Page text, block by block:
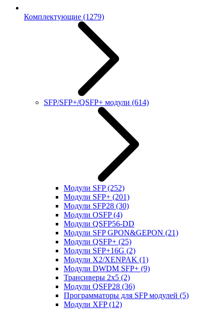
Комплектующие (1279)
SFP/SFP+/QSFP+ модули (614)
Модули SFP(252)
Модули SFP+ (201)
Модули SFP28 (30)
Модули OSFP(4)
Модули QSFP56-DD
Модули SFP GPON&GEPON (21)
Модули QSFP+ (25)
Модули SFP+16G (2)
Модули X2/XENPAK (1)
Модули DWDM SFP+ (9)
Трансиверы 2x5 (2)
Модули QSFP28 (36)
Программаторы для SFP модулей (5)
Модули XFP(12)